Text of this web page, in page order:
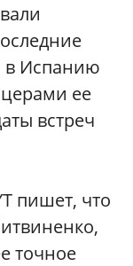
в Испанию
ее
встреч
пишет, что
точное